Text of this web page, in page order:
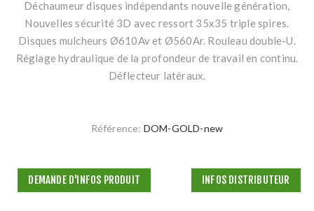
Déchaumeur disques indépendants nouvelle génération,
Nouvelles sécurité 3D avec ressort 35x35 triple spires.
Disques mulcheurs Ø610Av et Ø560Ar. Rouleau double-U.
Réglage hydraulique de la profondeur de travail en continu.
Déflecteur latéraux.
Référence: DOM-GOLD-new
DEMANDE D'INFOS PRODUIT INFOS DISTRIBUTEUR